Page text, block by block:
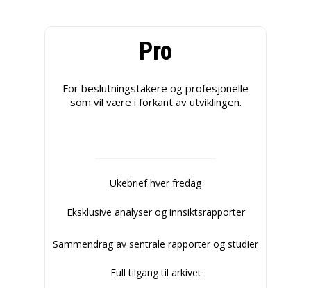
Pro
For beslutningstakere og profesjonelle
som vil være i forkant av utviklingen.
Ukebrief hver fredag
Eksklusive analyser og innsiktsrapporter
Sammendrag av sentrale rapporter og studier
Full tilgang til arkivet